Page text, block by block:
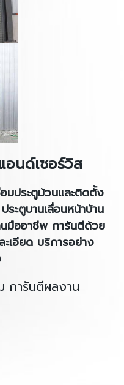
อนด์เซอร์วิส
มประตูม้วนและติดตั้ง
ะตูบานเลื่อนหน้าบ้าน
มืออาชีพ การันตีด้วย
เอียด บริการอย่าง
การันตีผลงาน